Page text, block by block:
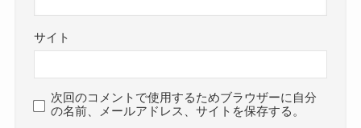
サイト
次回のコメントで使用するためブラウザーに自分
の名前、メールアドレス、サイトを保存する。